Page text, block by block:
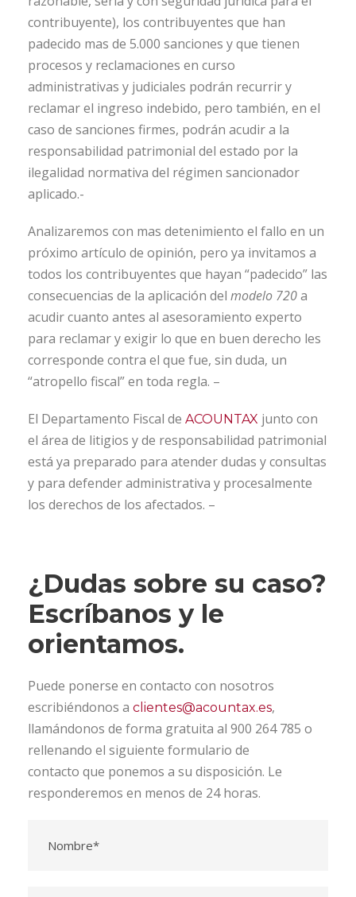
contribuyente), los contribuyentes que han
padecido mas de 5.000 sanciones y que tienen
procesos y reclamaciones en curso
administrativas y judiciales podrán recurrir y
reclamar el ingreso indebido, pero también, en el
caso de sanciones firmes, podrán acudir a la
responsabilidad patrimonial del estado por la
ilegalidad normativa del régimen sancionador
aplicado.-
Analizaremos con mas detenimiento el fallo en un
próximo artículo de opinión, pero ya invitamos a
todos los contribuyentes que hayan “padecido” las
consecuencias de la aplicación del modelo 720a
acudir cuanto antes al asesoramiento experto
para reclamar y exigir lo que en buen derecho les
corresponde contra el que fue, sin duda, un
“atropello fiscal” en toda regla. –
El Departamento Fiscal de ACOUNTAX junto con
el área de litigios y de responsabilidad patrimonial
está ya preparado para atender dudas y consultas
y para defender administrativa y procesalmente
los derechos de los afectados. –
¿Dudas sobre su caso?
Escríbanos y le
orientamos.
Puede ponerse en contacto con nosotros
escribiéndonos a clientes@acountax.es,
llamándonos de forma gratuita al 900 264 785 o
rellenando el siguiente formulario de
contacto que ponemos a su disposición. Le
responderemos en menos de 24 horas.